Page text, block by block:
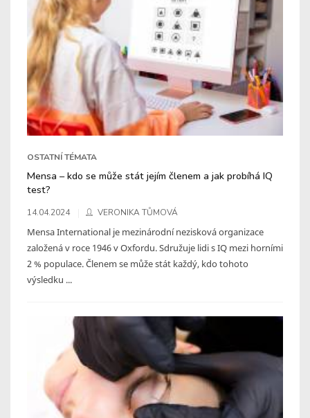
OSTATNÍ TÉMATA
Mensa – kdo se může stát jejím členem a jak probíhá IQ
test?
14.04.2024 VERONIKA TŮMOVÁ
Mensa International je mezinárodní nezisková organizace
založená v roce 1946 v Oxfordu. Sdružuje lidi s IQ mezi horními
2 % populace. Členem se může stát každý, kdo tohoto
výsledku ...